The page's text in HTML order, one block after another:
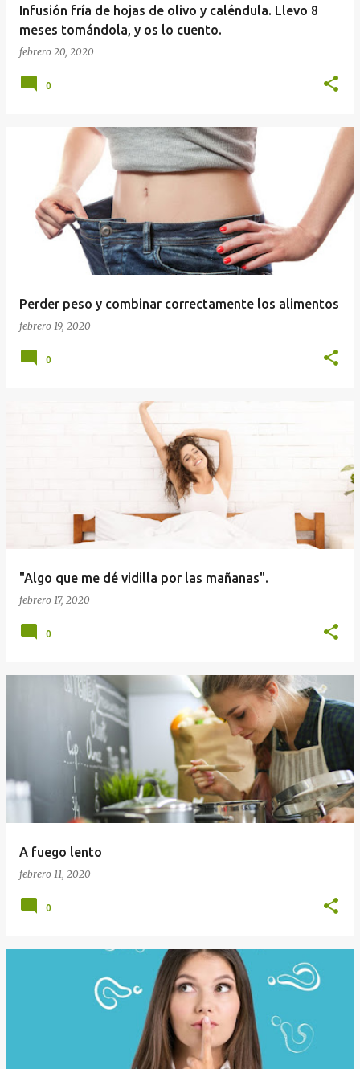
Infusión fría de hojas de olivo y caléndula. Llevo 8
meses tomándola, y os lo cuento.
febrero 20, 2020
0
Perder peso y combinar correctamente los alimentos
febrero 19, 2020
0
"Algo que me dé vidilla por las mañanas".
febrero 17, 2020
0
A fuego lento
febrero 11, 2020
0